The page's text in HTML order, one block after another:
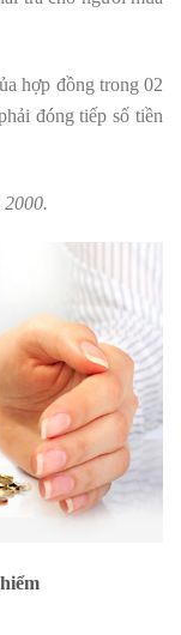
hợp đồng trong 02
đóng tiếp số tiền